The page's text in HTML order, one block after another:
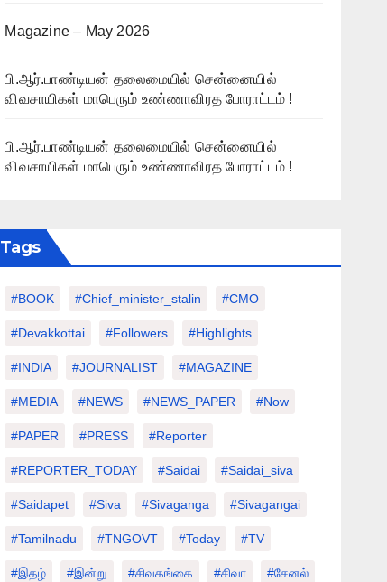
Magazine – May 2026
பி.ஆர்.பாண்டியன் தலைமையில் சென்னையில்
விவசாயிகள் மாபெரும் உண்ணாவிரத போராட்டம் !
பி.ஆர்.பாண்டியன் தலைமையில் சென்னையில்
விவசாயிகள் மாபெரும் உண்ணாவிரத போராட்டம் !
Tags
#BOOK #chief_minister_stalin #CMO
#devakkottai #followers #highlights
#INDIA #JOURNALIST #MAGAZINE
#MEDIA #NEWS #NEWS_PAPER #Now
#PAPER #PRESS #Reporter
#REPORTER_TODAY #saidai #saidai_siva
#saidapet #Siva #Sivaganga #sivagangai
#tamilnadu #TNGOVT #today #TV
#இதழ் #இன்று #சிவகங்கை #சிவா #சேனல்